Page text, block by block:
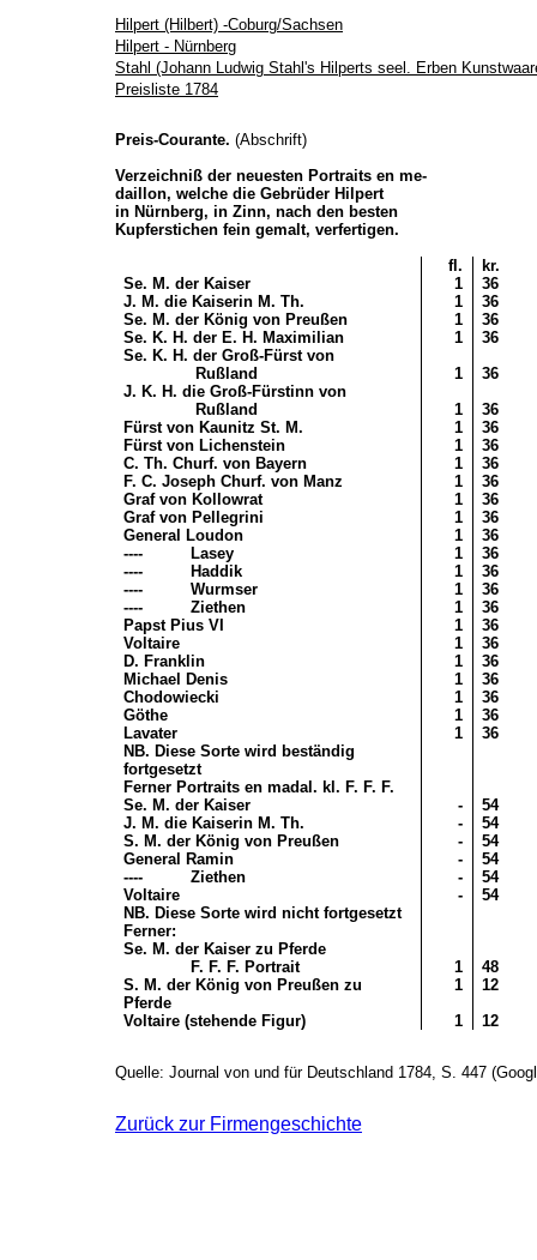
Hilpert (Hilbert) -Coburg/Sachsen
Hilpert - Nürnberg
Stahl (Johann Ludwig Stahl's Hilperts seel. Erben
Preisliste 1784
Preis-Courante. (Abschrift)
Verzeichniß der neuesten Portraits en me-
daillon, welche die Gebrüder Hilpert
in Nürnberg, in Zinn, nach den besten
Kupferstichen fein gemalt, verfertigen.
fl.
kr.
Se. M. der Kaiser
1
36
J. M. die Kaiserin M. Th.
1
36
Se. M. der König von Preußen
1
36
Se. K. H. der E. H. Maximilian
1
36
Se. K. H. der Groß-Fürst von
Rußland
1
36
J. K. H. die Groß-Fürstinn von
Rußland
1
36
Fürst von Kaunitz St. M.
1
36
Fürst von Lichenstein
1
36
C. Th. Churf. von Bayern
1
36
F. C. Joseph Churf. von Manz
1
36
Graf von Kollowrat
1
36
Graf von Pellegrini
1
36
General Loudon
1
36
----
Lasey 1
36
----
Haddik 1
36
----
Wurmser 1
36
----
Ziethen 1
36
Papst Pius VI
1
36
Voltaire
1
36
D. Franklin
1
36
Michael Denis
1
36
Chodowiecki
1
36
Göthe
1
36
Lavater
1
36
NB. Diese Sorte wird beständig
fortgesetzt
Ferner Portraits en madal. kl. F. F. F.
Se. M. der Kaiser
-
54
J. M. die Kaiserin M. Th.
-
54
S. M. der König von Preußen
-
54
General Ramin
-
54
----
Ziethen -
54
Voltaire
-
54
NB. Diese Sorte wird nicht fortgesetzt
Ferner:
Se. M. der Kaiser zu Pferde
F. F. F. Portrait
1
48
S. M. der König von Preußen zu
Pferde
1
12
Voltaire (stehende Figur)
1 12
Quelle: Journal von und für Deutschland 1784, S. 447
Zurück zur Firmengeschichte